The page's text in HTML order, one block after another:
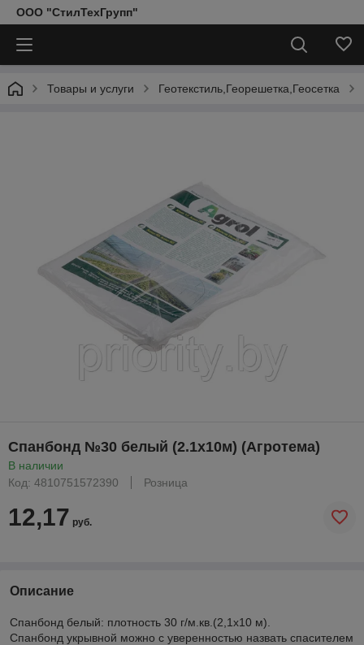
ООО "СтилТехГрупп"
Товары и услуги Геотекстиль,Георешетка,Геосетка
Спанбонд №30 белый (2.1x10м) (Агротема)
В наличии
Код: 4810751572390
Розница
12,17 руб.
Описание
Спанбонд белый: плотность 30 г/м.кв.(2,1х10 м).
Спанбонд укрывной можно с уверенностью назвать спасителем